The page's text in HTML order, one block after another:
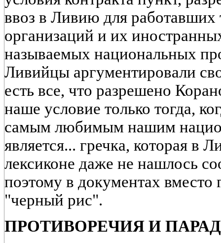
ввоз в Ливию для работавших
организаций и их
называемых национальных
Ливийцы аргументировали
есть все, что разрешено
наше условие только тогда,
самым любимым нашим
является... гречка, которая в
лексиконе даже не нашлось
поэтому в документах вместо
"черный рис".
ПРОТИВОРЕЧИЯ И